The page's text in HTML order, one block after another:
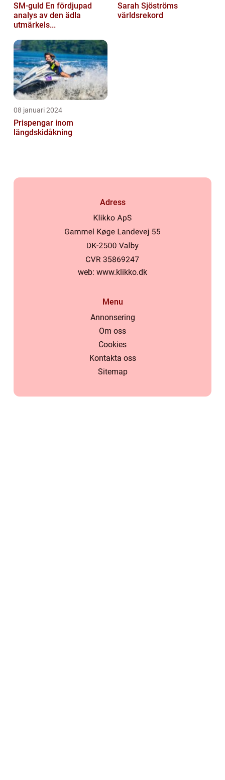
SM-guld En fördjupad
analys av den ädla
utmärkels...
Sarah Sjöströms
världsrekord
08 januari 2024
Prispengar inom
längdskidåkning
Adress
web: www.klikko.dk
Menu
Annonsering
Om oss
Cookies
Kontakta oss
Sitemap